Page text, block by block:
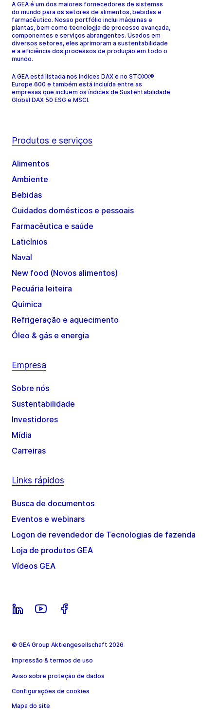
A GEA é um dos maiores fornecedores de sistemas
do mundo para os setores de alimentos, bebidas e
farmacêutico. Nosso portfólio inclui máquinas e
plantas, bem como tecnologia de processo avançada,
componentes e serviços abrangentes. Usados em
diversos setores, eles aprimoram a sustentabilidade
e a eficiência dos processos de produção em todo o
mundo.
A GEA está listada nos índices DAX e no STOXX®
Europe 600 e também está incluída entre as
empresas que incluem os índices de Sustentabilidade
Global DAX 50 ESG e MSCI.
Produtos e serviços
Alimentos
Ambiente
Bebidas
Cuidados domésticos e pessoais
Farmacêutica e saúde
Laticínios
Naval
New food (Novos alimentos)
Pecuária leiteira
Química
Refrigeração e aquecimento
Óleo & gás e energia
Empresa
Sobre nós
Sustentabilidade
Investidores
Mídia
Carreiras
Links rápidos
Busca de documentos
Eventos e webinars
Logon de revendedor de Tecnologias de fazenda
Loja de produtos GEA
Vídeos GEA
© GEA Group Aktiengesellschaft 2026
Impressão & termos de uso
Aviso sobre proteção de dados
Configurações de cookies
Mapa do site